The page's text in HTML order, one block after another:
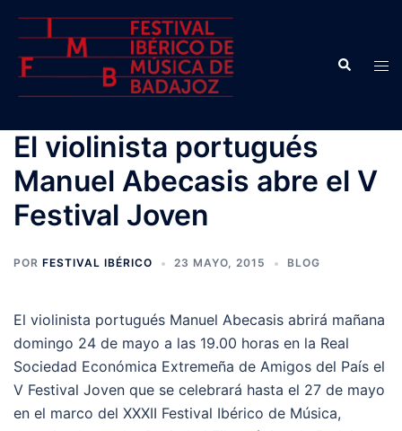
contenido
Buscar
El violinista portugués
Manuel Abecasis abre el V
Festival Joven
POR FESTIVAL IBÉRICO 23 MAYO, 2015 BLOG
El violinista portugués Manuel Abecasis abrirá mañana
domingo 24 de mayo a las 19.00 horas en la Real
Sociedad Económica Extremeña de Amigos del País el
V Festival Joven que se celebrará hasta el 27 de mayo
en el marco del XXXII Festival Ibérico de Música,